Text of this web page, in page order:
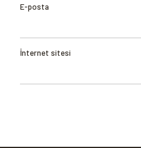
E-posta
İnternet sitesi